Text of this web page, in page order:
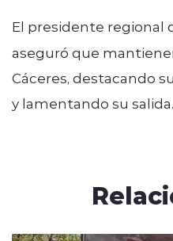
El presidente regional
aseguró que
Cáceres, destacando
y lamentando su salida.